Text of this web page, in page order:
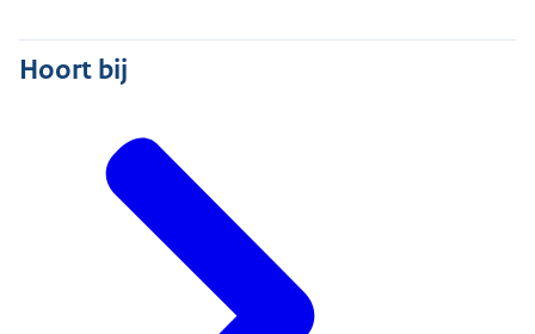
Hoort bij